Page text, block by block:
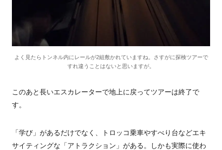
よく見たらトンネル内にレールが2組敷かれていますね。さすがに探検ツアーで
すれ違うことはないと思いますが。
このあと長いエスカレーターで地上に戻ってツアーは終了で
す。
「学び」があるだけでなく、トロッコ乗車やすべり台などエキ
サイティングな「アトラクション」がある。しかも実際に使わ